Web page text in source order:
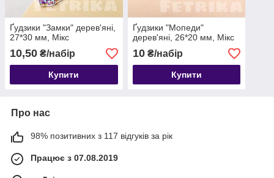
Ґудзики "Замки" дерев'яні,
27*30 мм, Мікс
10,50 ₴/набір
Купити
Ґудзики "Мопеди"
дерев'яні, 26*20 мм, Мікс
10₴/набір
Купити
Про нас
98% позитивних з 117 відгуків за рік
Працює з 07.08.2019